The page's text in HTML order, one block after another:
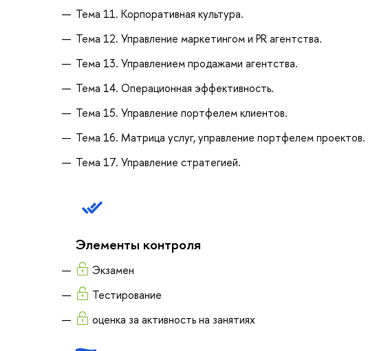
Тема 11. Корпоративная культура.
Тема 12. Управление маркетингом и PR агентства.
Тема 13. Управлением продажами агентства.
Тема 14. Операционная эффективность.
Тема 15. Управление портфелем клиентов.
Тема 16. Матрица услуг, управление портфелем проектов.
Тема 17. Управление стратегией.
Элементы контроля
Экзамен
Тестирование
оценка за активность на занятиях